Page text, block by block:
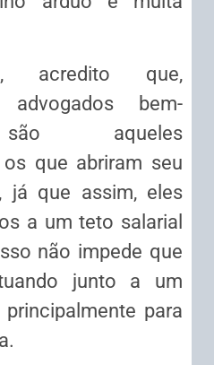
acredito que,
bem-
aqueles
os que abriram seu
já que assim, eles
a um teto salarial
não impede que
junto a um
para